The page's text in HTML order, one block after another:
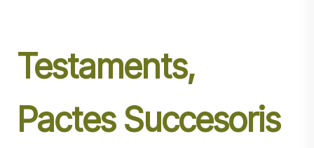
Testaments,
Pactes Succesoris